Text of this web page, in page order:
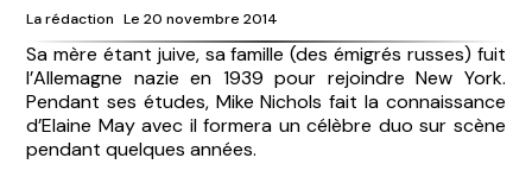
La rédaction Le 20 novembre 2014
Sa mère étant juive, sa famille (des émigrés russes) fuit
l’Allemagne nazie en 1939 pour rejoindre New York.
Pendant ses études, Mike Nicholsfait la connaissance
d’Elaine May avec il formera un célèbre duo sur scène
pendant quelques années.